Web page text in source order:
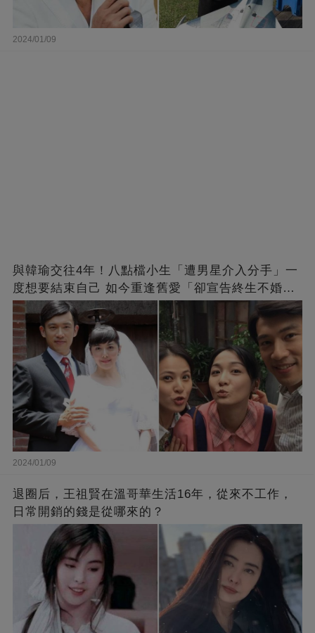
2024/01/09
與韓瑜交往4年！八點檔小生「遭男星介入分手」一
度想要結束自己 如今重逢舊愛「卻宣告終生不婚」
原因曝光
2024/01/09
退圈后，王祖賢在溫哥華生活16年，從來不工作，
日常開銷的錢是從哪來的？